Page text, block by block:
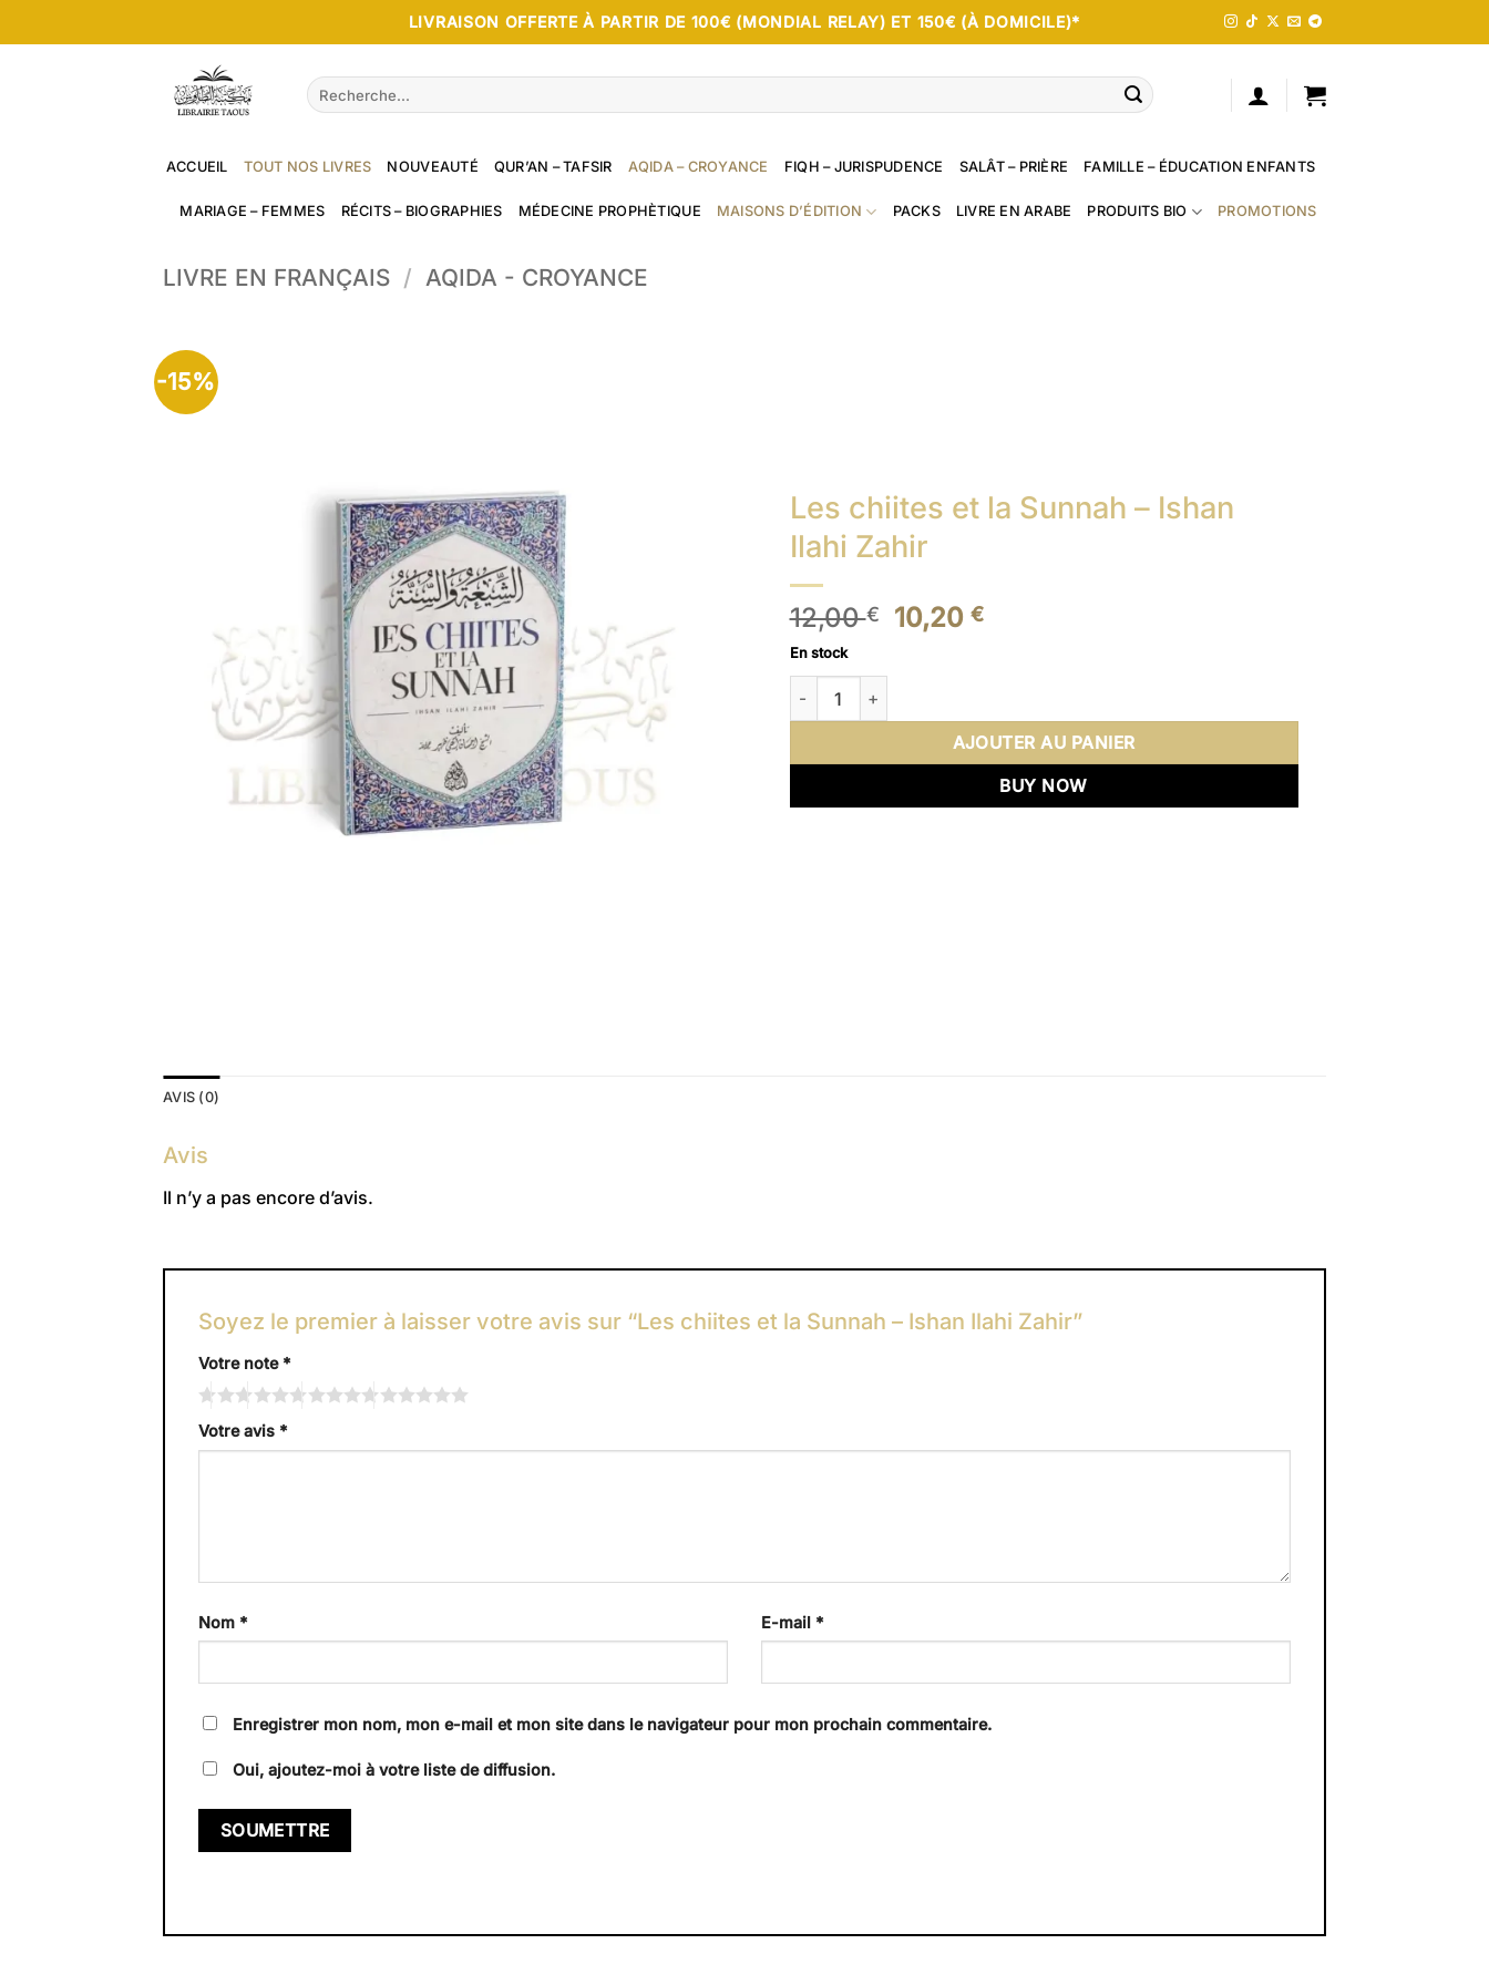
au
LIVRAISON OFFERTE À PARTIR DE 100€ (MONDIAL RELAY) ET 150€ (À DOMICILE)*
Recherche
pour :
ACCUEIL TOUT NOS LIVRES NOUVEAUTÉ QUR’AN – TAFSIR AQIDA – CROYANCE FIQH – JURISPUDENCE SALÂT – PRIÈRE FAMILLE – ÉDUCATION ENFANTS
MARIAGE – FEMMES RÉCITS – BIOGRAPHIES MÉDECINE PROPHÈTIQUE MAISONS D’ÉDITION PACKS LIVRE EN ARABE PRODUITS BIO PROMOTIONS
LIVRE EN FRANÇAIS / AQIDA - CROYANCE
-15%
Les chiites et la Sunnah – Ishan
Ilahi Zahir
12,00€
Le
prix
12,00 €.
10,20 €Le
10,20 €.
En stock
quantité de Les chiites et la Sunnah - Ishan Ilahi Zahir
AJOUTER AU PANIER
BUY NOW
AVIS (0)
Avis
Il n’y a pas encore d’avis.
Soyez le premier à laisser votre avis sur “Les chiites et la Sunnah – Ishan Ilahi Zahir”
Votre note *
Votre avis *
Nom * E-mail *
Enregistrer mon nom, mon e-mail et mon site dans le navigateur pour mon prochain commentaire.
Oui, ajoutez-moi à votre liste de diffusion.